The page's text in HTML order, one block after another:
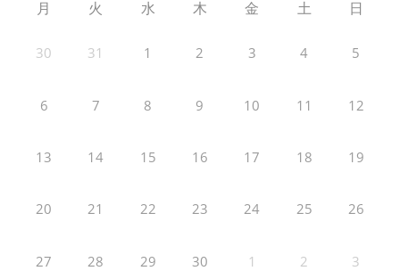
月 火 水 木 金 土 日
30 31 1 2 3 4 5
6 7 8 9 10 11 12
13 14 15 16 17 18 19
20 21 22 23 24 25 26
27 28 29 30 1 2 3